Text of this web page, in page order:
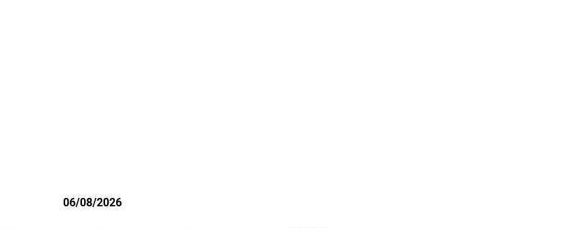
06/08/2026